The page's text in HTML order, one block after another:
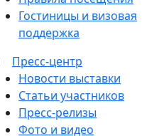
Гостиницы и визовая
поддержка
Пресс-центр
Новости выставки
Статьи участников
Пресс-релизы
Фото и видео